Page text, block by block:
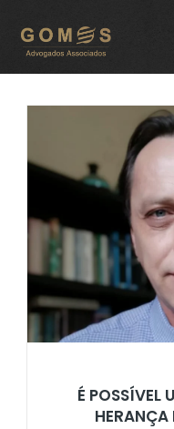
É POSSÍVEL
HERANÇA